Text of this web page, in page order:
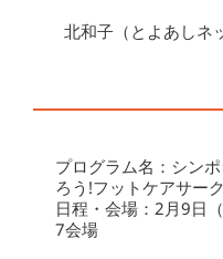
北和子（とよあし
プログラム名：シン
ろう!フットケアサー
日程・会場：2月9日
7会場